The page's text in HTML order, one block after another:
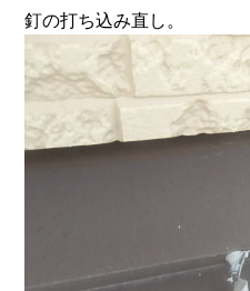
釘の打ち込み直し。